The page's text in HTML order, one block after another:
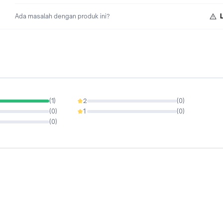
Ada masalah dengan produk ini?
(1)
(0)
(0)
2 (0)
0%
1 (0)
0%